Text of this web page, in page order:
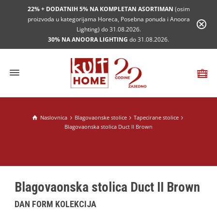
22% + DODATNIH 5% NA KOMPLETAN ASORTIMAN (osim
proizvoda u kategorijama Horeca, Posebna ponuda i Anoora
Lighting) do 31.08.2026.
30% NA ANOORA LIGHTING do 31.08.2026.
Naslovnica Blagovaonske stolice
Tapecirane stolice
Blagovaonska stolica Duct II Brown
Blagovaonska stolica Duct II Brown
DAN FORM KOLEKCIJA